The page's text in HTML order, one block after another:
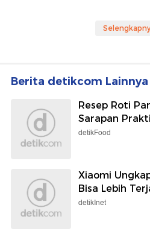
Berita detikcom Lainnya
Resep Roti
Sarapan
detikFood
Xiaomi
Bisa Lebih
detikInet